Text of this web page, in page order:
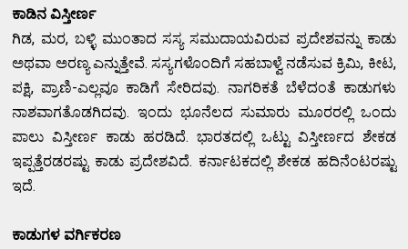
ಕಾಡಿನ ವಿಸ್ತೀರ್ಣ
ಗಿಡ, ಮರ, ಬಳ್ಳಿ ಮುಂತಾದ ಸಸ್ಯ ಸಮುದಾಯವಿರುವ ಪ್ರದೇಶವನ್ನು ಕಾಡು
ಅಥವಾ ಅರಣ್ಯ ಎನ್ನುತ್ತೇವೆ. ಸಸ್ಯಗಳೊಂದಿಗೆ ಸಹಬಾಳ್ವೆ ನಡೆಸುವ ಕ್ರಿಮಿ, ಕೀಟ,
ಪಕ್ಷಿ, ಪ್ರಾಣಿ-ಎಲ್ಲವೂ ಕಾಡಿಗೆ ಸೇರಿದವು. ನಾಗರಿಕತೆ ಬೆಳೆದಂತೆ ಕಾಡುಗಳು
ನಾಶವಾಗತೊಡಗಿದವು. ಇಂದು ಭೂನೆಲದ ಸುಮಾರು ಮೂರರಲ್ಲಿ ಒಂದು
ಪಾಲು ವಿಸ್ತೀರ್ಣ ಕಾಡು ಹರಡಿದೆ. ಭಾರತದಲ್ಲಿ ಒಟ್ಟು ವಿಸ್ತೀರ್ಣದ ಶೇಕಡ
ಇಪ್ಪತ್ತೆರಡರಷ್ಟು ಕಾಡು ಪ್ರದೇಶವಿದೆ. ಕರ್ನಾಟಕದಲ್ಲಿ ಶೇಕಡ ಹದಿನೆಂಟರಷ್ಟು
ಇದೆ.
ಕಾಡುಗಳ ವರ್ಗಿಕರಣ